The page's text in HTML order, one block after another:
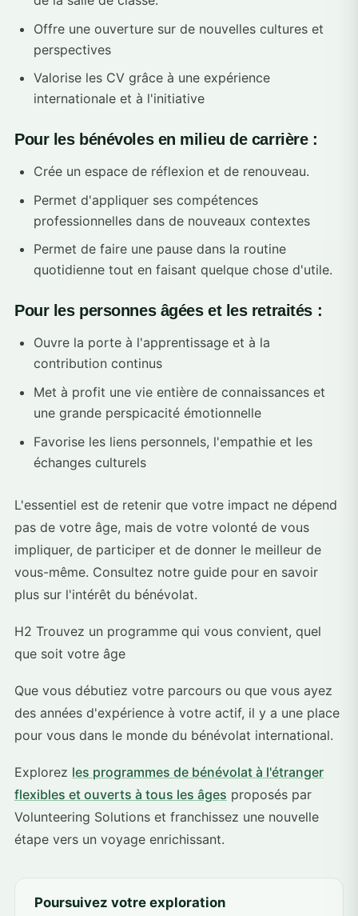
Offre une ouverture sur de nouvelles cultures et
perspectives
Valorise les CV grâce à une expérience
internationale et à l'initiative
Pour les bénévoles en milieu de carrière :
Crée un espace de réflexion et de renouveau.
Permet d'appliquer ses compétences
professionnelles dans de nouveaux contextes
Permet de faire une pause dans la routine
quotidienne tout en faisant quelque chose d'utile.
Pour les personnes âgées et les retraités :
Ouvre la porte à l'apprentissage et à la
contribution continus
Met à profit une vie entière de connaissances et
une grande perspicacité émotionnelle
Favorise les liens personnels, l'empathie et les
échanges culturels
L'essentiel est de retenir que votre impact ne dépend
pas de votre âge, mais de votre volonté de vous
impliquer, de participer et de donner le meilleur de
vous-même. Consultez notre guide pour en savoir
plus sur l'intérêt du bénévolat.
H2 Trouvez un programme qui vous convient, quel
que soit votre âge
Que vous débutiez votre parcours ou que vous ayez
des années d'expérience à votre actif, il y a une place
pour vous dans le monde du bénévolat international.
Explorez les programmes de bénévolat à l'étranger
flexibles et ouverts à tous les âges proposés par
Volunteering Solutions et franchissez une nouvelle
étape vers un voyage enrichissant.
Poursuivez votre exploration